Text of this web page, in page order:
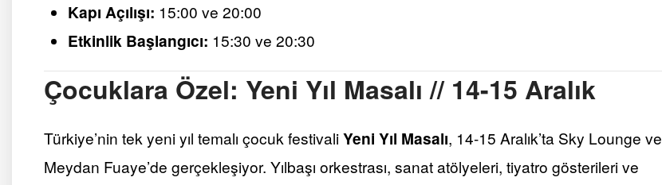
Kapı Açılışı: 15:00 ve 20:00
Etkinlik Başlangıcı: 15:30 ve 20:30
Çocuklara Özel: Yeni Yıl Masalı // 14-15 Aralık
Türkiye’nin tek yeni yıl temalı çocuk festivaliYeni Yıl Masalı, 14-15 Aralık’ta Sky Lounge ve
Meydan Fuaye’de gerçekleşiyor. Yılbaşı orkestrası, sanat atölyeleri, tiyatro gösterileri ve